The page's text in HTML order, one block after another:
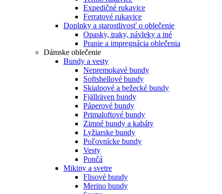
Expedičné rukavice
Ferratové rukavice
Doplnky a starostlivosť o oblečenie
Opasky, traky, návleky a iné
Pranie a impregnácia oblečenia
Dámske oblečenie
Bundy a vesty
Nepremokavé bundy
Softshellové bundy
Skialpové a bežecké bundy
Fjällräven bundy
Páperové bundy
Primaloftové bundy
Zimné bundy a kabáty
Lyžiarske bundy
Poľovnícke bundy
Vesty
Pončá
Mikiny a svetre
Flisové bundy
Merino bundy